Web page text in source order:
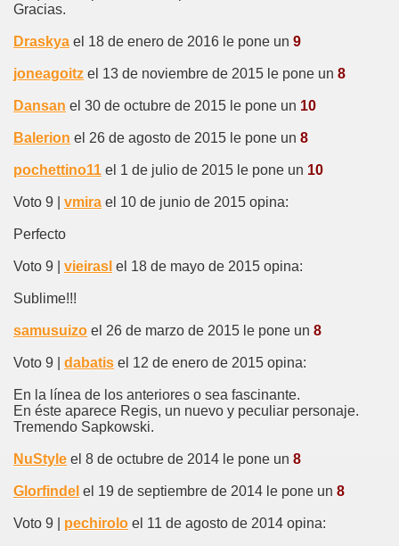
Gracias.
Draskya el 18 de enero de 2016 le pone un 9
joneagoitz el 13 de noviembre de 2015 le pone un 8
Dansan el 30 de octubre de 2015 le pone un 10
Balerion el 26 de agosto de 2015 le pone un 8
pochettino11 el 1 de julio de 2015 le pone un 10
Voto 9 | vmira el 10 de junio de 2015 opina:
Perfecto
Voto 9 | vieirasl el 18 de mayo de 2015 opina:
Sublime!!!
samusuizo el 26 de marzo de 2015 le pone un 8
Voto 9 | dabatis el 12 de enero de 2015 opina:
En la línea de los anteriores o sea fascinante.
En éste aparece Regis, un nuevo y peculiar personaje.
Tremendo Sapkowski.
NuStyle el 8 de octubre de 2014 le pone un 8
Glorfindel el 19 de septiembre de 2014 le pone un 8
Voto 9 | pechirolo el 11 de agosto de 2014 opina: